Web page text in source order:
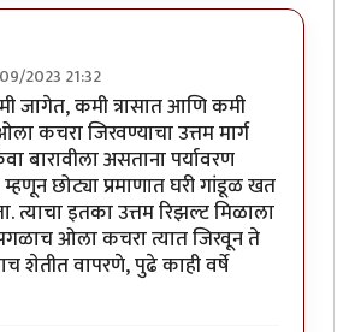
2023 21:32
जागेत, कमी त्रासात आणि कमी
कचरा जिरवण्याचा उत्तम मार्ग
बारावीला असताना पर्यावरण
छोट्या प्रमाणात घरी गांडूळ खत
त्याचा इतका उत्तम रिझल्ट मिळाला
ओला कचरा त्यात जिरवून ते
शेतीत वापरणे, पुढे काही वर्षे